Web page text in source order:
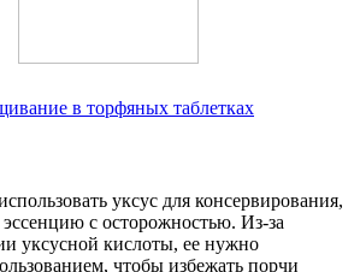
в торфяных таблетках
уксус для консервирования,
с осторожностью. Из-за
уксусной кислоты, ее нужно
чтобы избежать порчи